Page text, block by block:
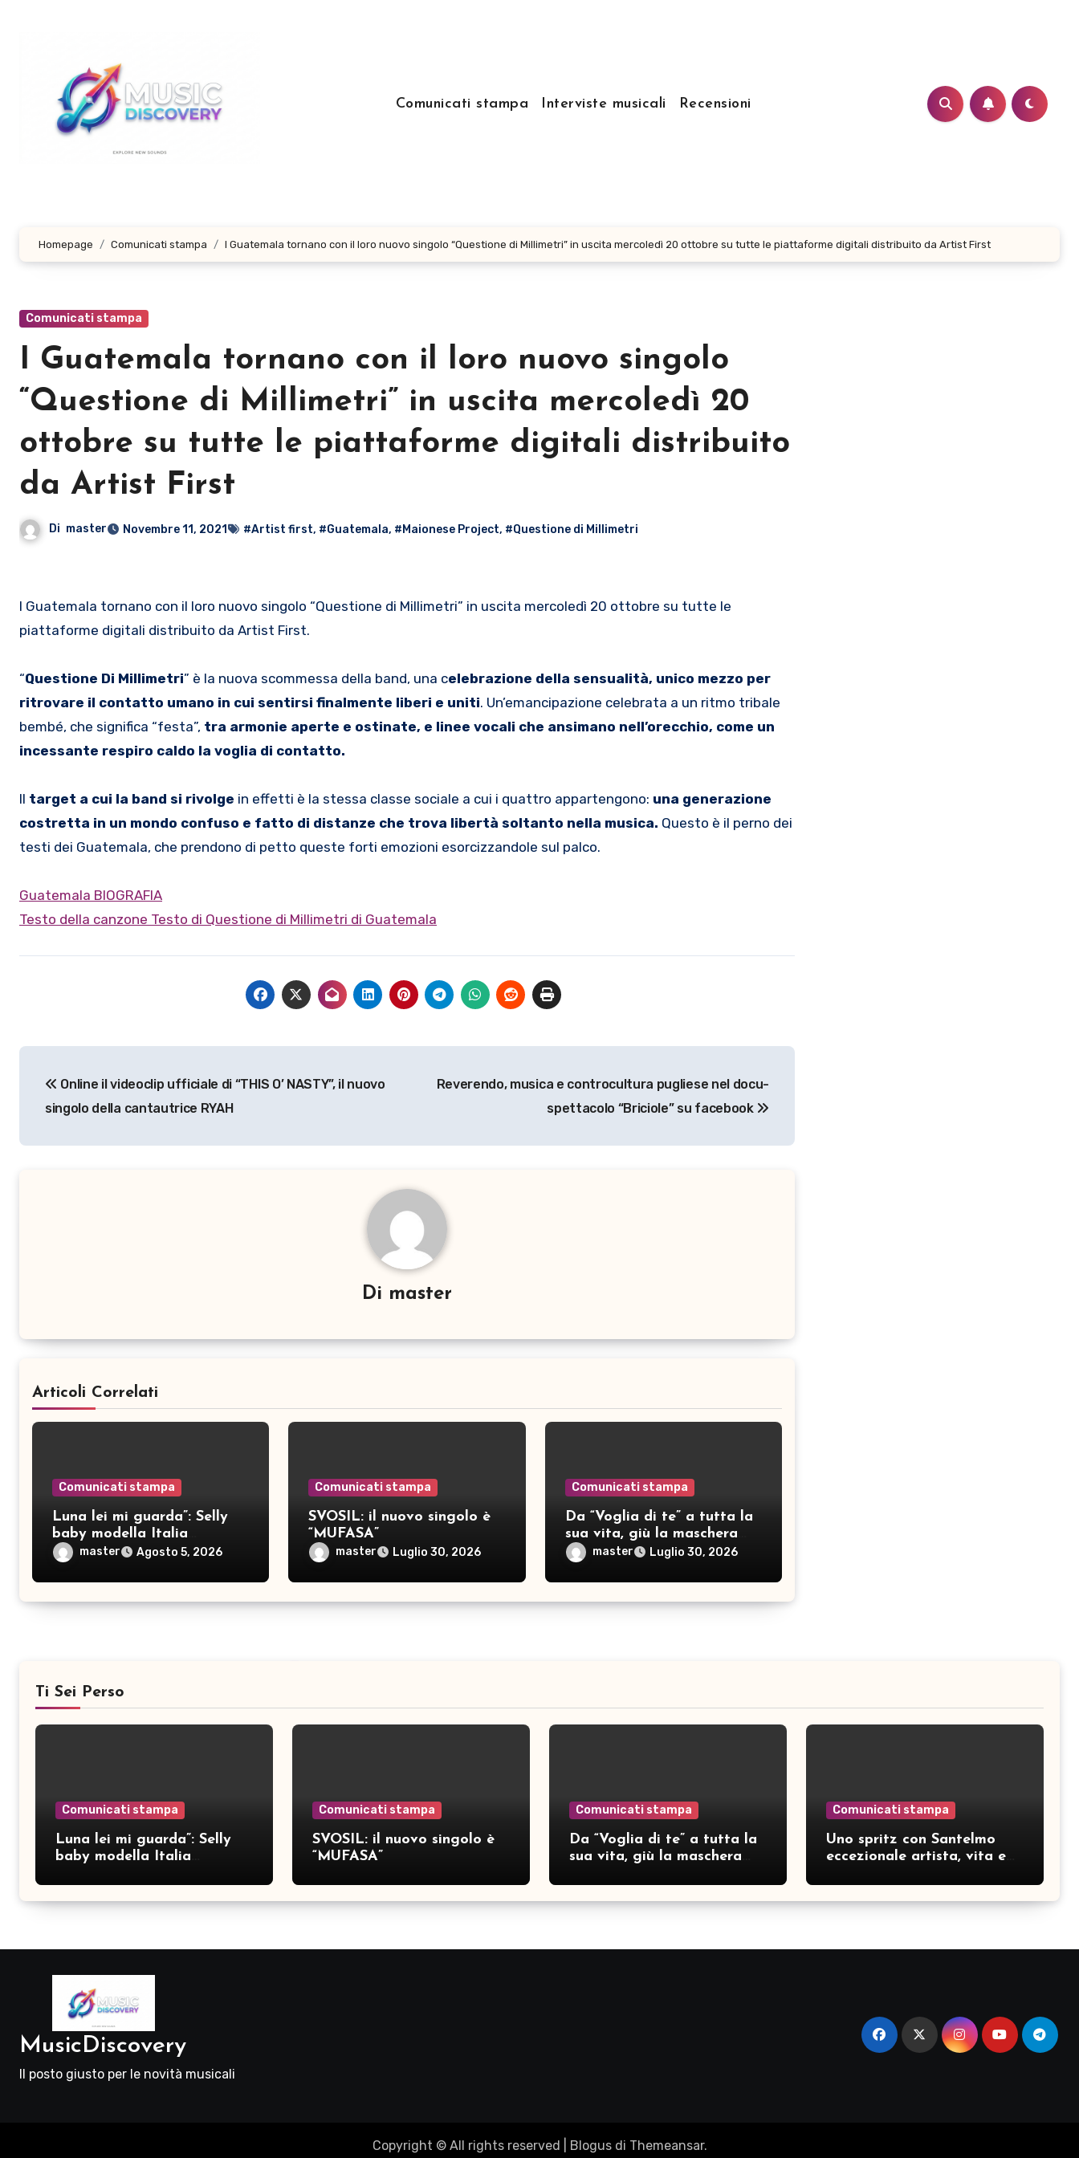
Comunicati stampa Interviste musicali Recensioni
Homepage Comunicati stampa I Guatemala tornano con il loro nuovo singolo “Questione di Millimetri” in uscita mercoledì 20 ottobre su tutte le piattaforme digitali distribuito da Artist First
Comunicati stampa
I Guatemala tornano con il loro nuovo singolo
“Questione di Millimetri” in uscita mercoledì 20
ottobre su tutte le piattaforme digitali distribuito
da Artist First
Di master Novembre 11, 2021 #Artist first, #Guatemala, #Maionese Project, #Questione di Millimetri
I Guatemala tornano con il loro nuovo singolo “Questione di Millimetri” in uscita mercoledì 20 ottobre su tutte le
piattaforme digitali distribuito da Artist First.
“Questione Di Millimetri” è la nuova scommessa della band, una celebrazione della sensualità, unico mezzo per
ritrovare il contatto umano in cui sentirsi finalmente liberi e uniti. Un’emancipazione celebrata a un ritmo tribale
bembé, che significa “festa”, tra armonie aperte e ostinate, e linee vocali che ansimano nell’orecchio, come un
incessante respiro caldo la voglia di contatto.
Il target a cui la band si rivolge in effetti è la stessa classe sociale a cui i quattro appartengono: una generazione
costretta in un mondo confuso e fatto di distanze che trova libertà soltanto nella musica. Questo è il perno dei
testi dei Guatemala, che prendono di petto queste forti emozioni esorcizzandole sul palco.
Guatemala BIOGRAFIA
Testo della canzone Testo di Questione di Millimetri di Guatemala
articoli
Online il videoclip ufficiale di “THIS O’ NASTY”, il nuovo
singolo della cantautrice RYAH
Reverendo, musica e controcultura pugliese nel docu-
spettacolo “Briciole” su facebook
Di master
Articoli Correlati
Comunicati stampa
Luna lei mi guarda”: Selly
baby modella Italia
pubblica nove brani inediti
master Agosto 5, 2026
Comunicati stampa
SVOSIL: il nuovo singolo è
“MUFASA”
master Luglio 30, 2026
Comunicati stampa
Da “Voglia di te” a tutta la
sua vita, giù la maschera
per SAMAR
master Luglio 30, 2026
Ti Sei Perso
Comunicati stampa
Luna lei mi guarda”: Selly
baby modella Italia
Comunicati stampa
SVOSIL: il nuovo singolo è
“MUFASA”
Comunicati stampa
Da “Voglia di te” a tutta la
sua vita, giù la maschera
Comunicati stampa
Uno spritz con Santelmo
eccezionale artista, vita e
ridere” (acoustic version)
MusicDiscovery
Il posto giusto per le novità musicali
Copyright © All rights reserved Blogusdi Themeansar.